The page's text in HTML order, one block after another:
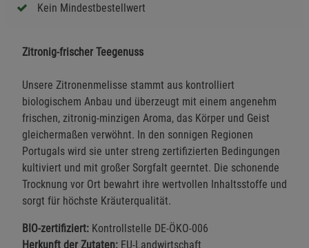
Kein Mindestbestellwert
Zitronig-frischer Teegenuss
Unsere Zitronenmelisse stammt aus kontrolliert
biologischem Anbau und überzeugt mit einem angenehm
frischen, zitronig-minzigen Aroma, das Körper und Geist
gleichermaßen verwöhnt. In den sonnigen Regionen
Portugals wird sie unter streng zertifizierten Bedingungen
kultiviert und mit großer Sorgfalt geerntet. Die schonende
Trocknung vor Ort bewahrt ihre wertvollen Inhaltsstoffe und
sorgt für höchste Kräuterqualität.
BIO-zertifiziert: Kontrollstelle DE-ÖKO-006
Herkunft der Zutaten: EU-Landwirtschaft